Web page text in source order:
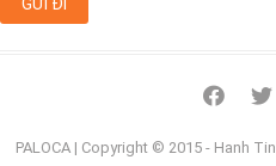
PALOCA| Copyright © 2015 - Hanh